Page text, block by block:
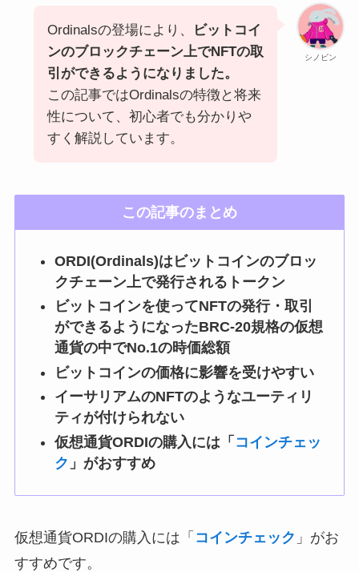
シノビン
Ordinalsの登場により、
ビットコイ
ンのブロックチェーン上でNFTの取
引ができるようになりました。
この記事ではOrdinalsの特徴と将来
性について、初心者でも分かりや
すく解説しています。
この記事のまとめ
ORDI(Ordinals)はビットコインのブロッ
クチェーン上で発行されるトークン
ビットコインを使ってNFTの発行・取引
ができるようになったBRC-20規格の仮想
通貨の中でNo.1の時価総額
ビットコインの価格に影響を受けやすい
イーサリアムのNFTのようなユーティリ
ティが付けられない
仮想通貨ORDIの購入には「 コインチェッ
ク 」がおすすめ
仮想通貨ORDIの購入には「 コインチェック 」がお
すすめです。